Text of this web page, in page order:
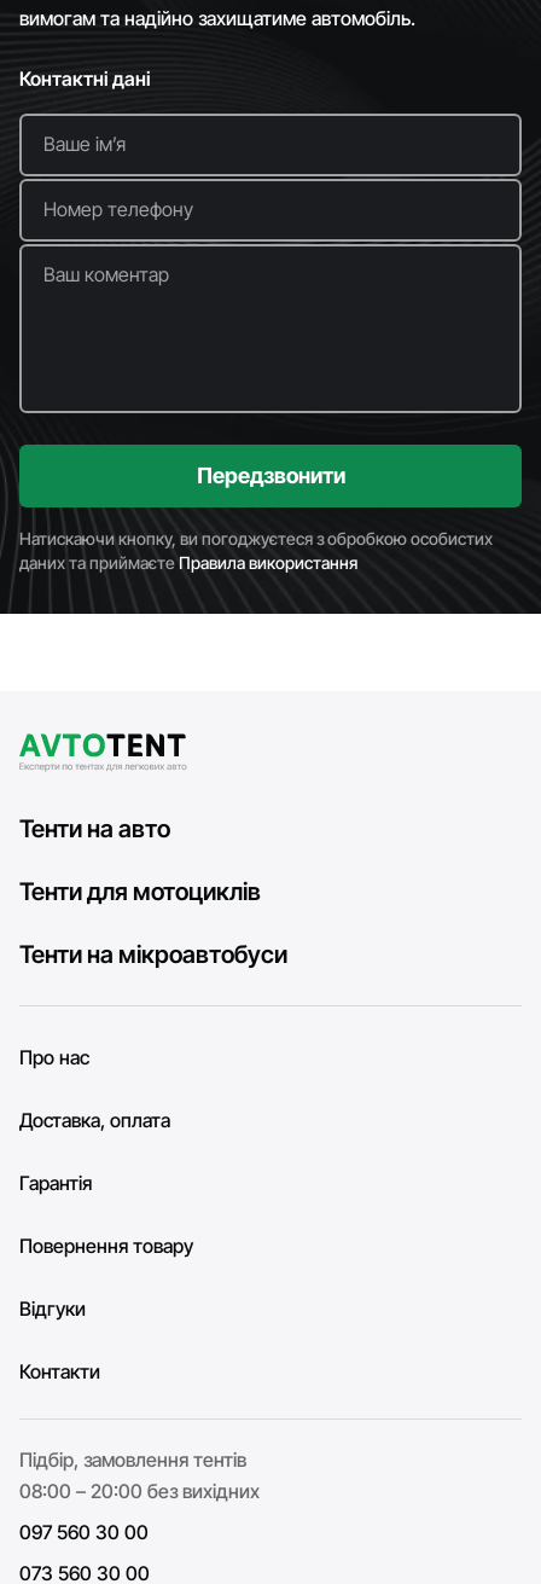
вимогам та надійно захищатиме автомобіль.
Контактні дані
Ваше імʼя
Номер телефону
Ваш коментар
Передзвонити
Натискаючи кнопку, ви погоджуєтеся з обробкою особистих
даних та приймаєтеПравила використання
Тенти на авто
Тенти для мотоциклів
Тенти на мікроавтобуси
Про нас
Доставка, оплата
Гарантія
Повернення товару
Відгуки
Контакти
Підбір, замовлення тентів
08:00 – 20:00 без вихідних
097 560 30 00
073 560 30 00